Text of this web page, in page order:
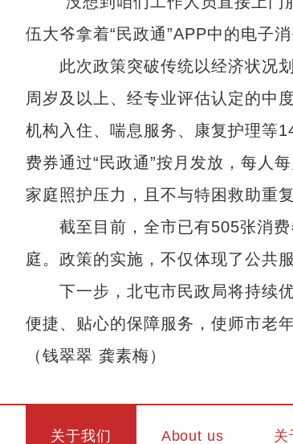
伍大爷拿着“民政通”APP中的电子
此次政策突破传统以经济状况划
周岁及以上、经专业评估认定的中
机构入住、喘息服务、康复护理等
费券通过“民政通”按月发放，每人
家庭照护压力，且不与特困救助重
截至目前，全市已有505张消费
庭。政策的实施，不仅体现了公共
下一步，北屯市民政局将持续优
便捷、贴心的保障服务，使师市老
（钱翠翠 龚素梅）
关于我们 About us 关